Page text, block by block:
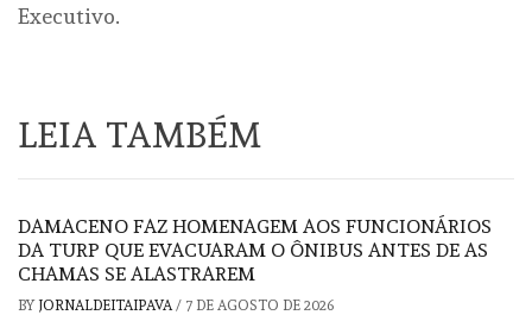
Executivo.
LEIA TAMBÉM
DAMACENO FAZ HOMENAGEM AOS FUNCIONÁRIOS
DA TURP QUE EVACUARAM O ÔNIBUS ANTES DE AS
CHAMAS SE ALASTRAREM
BY JORNALDEITAIPAVA/ 7 DE AGOSTO DE 2026